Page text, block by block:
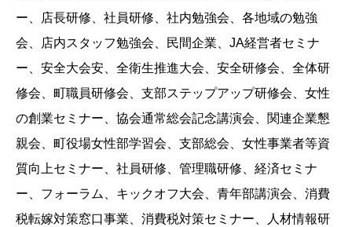
ー、店長研修、社員研修、社内勉強会、各地域の勉強
会、店内スタッフ勉強会、民間企業、JA経営者セミナ
ー、安全大会安、全衛生推進大会、安全研修会、全体研
修会、町職員研修会、支部ステップアップ研修会、女性
の創業セミナー、協会通常総会記念講演会、関連企業懇
親会、町役場女性部学習会、支部総会、女性事業者等資
質向上セミナー、社員研修、管理職研修、経済セミナ
ー、フォーラム、キックオフ大会、青年部講演会、消費
税転嫁対策窓口事業、消費税対策セミナー、人材情報研